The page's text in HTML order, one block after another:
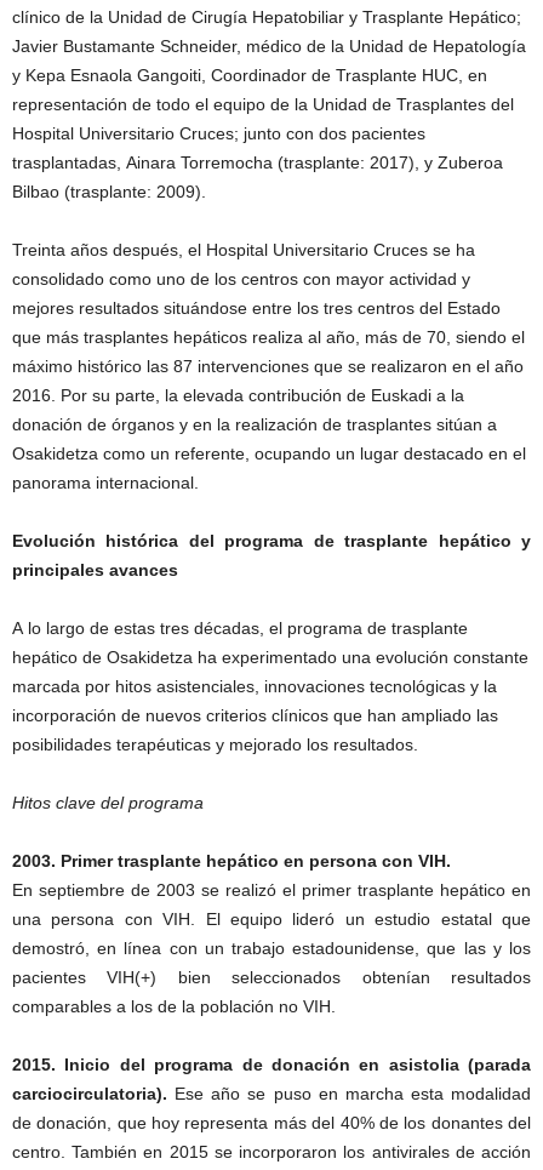
clínico de la Unidad de Cirugía Hepatobiliar y Trasplante Hepático;
Javier Bustamante Schneider, médico de la Unidad de Hepatología
y Kepa Esnaola Gangoiti, Coordinador de Trasplante HUC, en
representación de todo el equipo de la Unidad de Trasplantes del
Hospital Universitario Cruces; junto con dos pacientes
trasplantadas, Ainara Torremocha (trasplante: 2017), y Zuberoa
Bilbao (trasplante: 2009).
Treinta años después, el Hospital Universitario Cruces se ha
consolidado como uno de los centros con mayor actividad y
mejores resultados situándose entre los tres centros del Estado
que más trasplantes hepáticos realiza al año, más de 70, siendo el
máximo histórico las 87 intervenciones que se realizaron en el año
2016. Por su parte, la elevada contribución de Euskadi a la
donación de órganos y en la realización de trasplantes sitúan a
Osakidetza como un referente, ocupando un lugar destacado en el
panorama internacional.
Evolución histórica del programa de trasplante hepático y
principales avances
A lo largo de estas tres décadas, el programa de trasplante
hepático de Osakidetza ha experimentado una evolución constante
marcada por hitos asistenciales, innovaciones tecnológicas y la
incorporación de nuevos criterios clínicos que han ampliado las
posibilidades terapéuticas y mejorado los resultados.
Hitos clave del programa
2003. Primer trasplante hepático en persona con VIH.
En septiembre de 2003 se realizó el primer trasplante hepático en
una persona con VIH. El equipo lideró un estudio estatal que
demostró, en línea con un trabajo estadounidense, que las y los
pacientes VIH(+) bien seleccionados obtenían resultados
comparables a los de la población no VIH.
2015. Inicio del programa de donación en asistolia (parada
carciocirculatoria). Ese año se puso en marcha esta modalidad
de donación, que hoy representa más del 40% de los donantes del
centro. También en 2015 se incorporaron los antivirales de acción